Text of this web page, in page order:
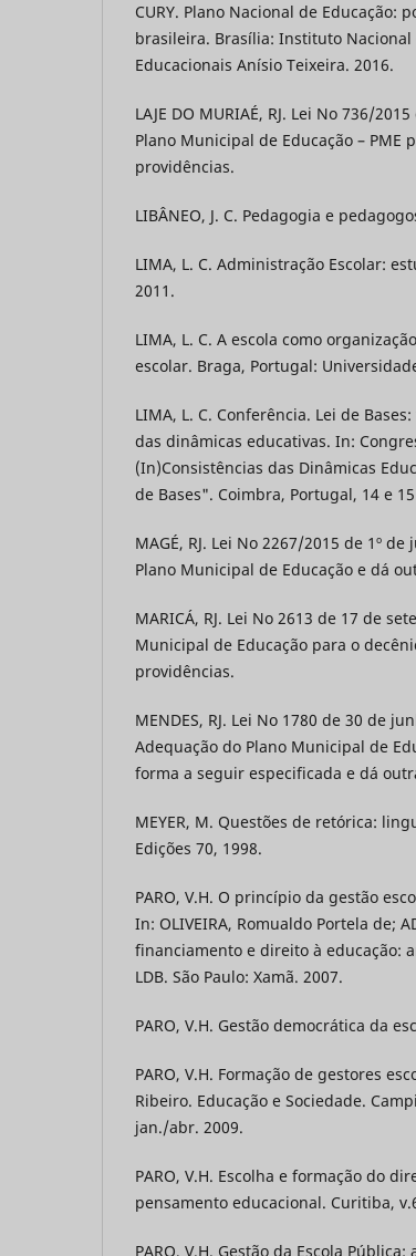
CURY. Plano Nacional de Educação:
brasileira. Brasília: Instituto Nacional
Educacionais Anísio Teixeira. 2016.
LAJE DO MURIAÉ, RJ. Lei No 736/
Plano Municipal de Educação – PME
providências.
LIBÂNEO, J. C. Pedagogia e
LIMA, L. C. Administração Escolar:
2011.
LIMA, L. C. A escola como
escolar. Braga, Portugal:
LIMA, L. C. Conferência. Lei de
das dinâmicas educativas. In:
(In)Consistências das Dinâmicas
de Bases". Coimbra, Portugal, 14 e
MAGÉ, RJ. Lei No 2267/2015 de 1º
Plano Municipal de Educação e dá
MARICÁ, RJ. Lei No 2613 de 17 de
Municipal de Educação para o
providências.
MENDES, RJ. Lei No 1780 de 30 de
Adequação do Plano Municipal de
forma a seguir especificada e dá
MEYER, M. Questões de retórica:
Edições 70, 1998.
PARO, V.H. O princípio da gestão
In: OLIVEIRA, Romualdo Portela de;
financiamento e direito à educação:
LDB. São Paulo: Xamã. 2007.
PARO, V.H. Gestão democrática da
PARO, V.H. Formação de gestores
Ribeiro. Educação e Sociedade.
jan./abr. 2009.
PARO, V.H. Escolha e formação do
pensamento educacional. Curitiba,
PARO, V.H. Gestão da Escola